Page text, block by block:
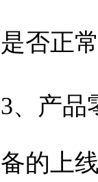
是否正
3、产品
备的上